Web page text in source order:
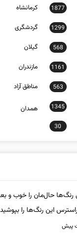
1299 گردشگری
568 گیلان
1161 مازندران
563 مناطق آزاد
1345
30
حال‌مان را خوب و
این رنگ‌ها را بپوشید
به «بی‌حسی عاطفی» در